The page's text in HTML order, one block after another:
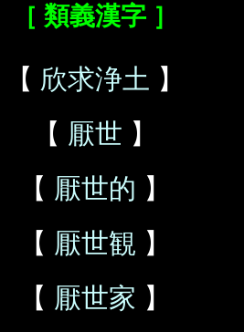
［ 類義漢字 ］
【 欣求浄土 】
【 厭世 】
【 厭世的 】
【 厭世観 】
【 厭世家 】